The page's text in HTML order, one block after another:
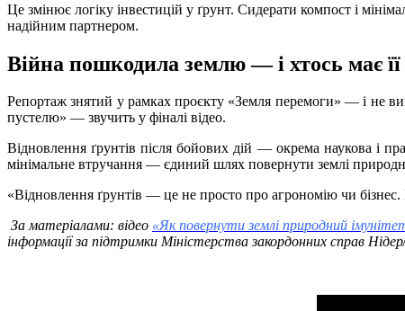
Це змінює логіку інвестицій у ґрунт. Сидерати компост і
надійним партнером.
Війна пошкодила землю — і хтось має її
Репортаж знятий у рамках проєкту «Земля перемоги» — і не
пустелю» — звучить у фіналі відео.
Відновлення ґрунтів після бойових дій — окрема наукова і
мінімальне втручання — єдиний шлях повернути землі
«Відновлення ґрунтів — це не просто про агрономію чи
За матеріалами: відео «Як повернути землі природний
інформації за підтримки Міністерства закордонних справ